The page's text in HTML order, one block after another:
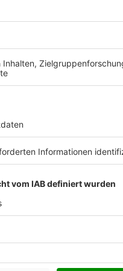
Ihr
Katalog anfragen